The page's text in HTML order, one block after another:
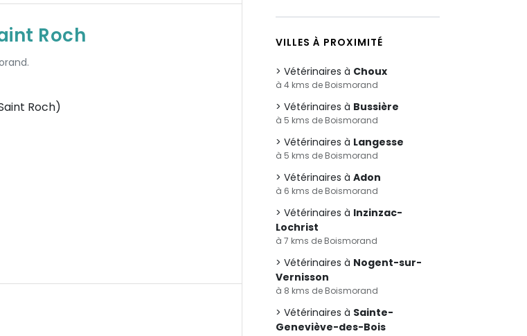
Roch
Roch)
VILLES À PROXIMITÉ
Vétérinaires à Choux
à 4 kms de Boismorand
Vétérinaires à Bussière
à 5 kms de Boismorand
Vétérinaires à Langesse
à 5 kms de Boismorand
Vétérinaires à Adon
à 6 kms de Boismorand
Vétérinaires à Inzinzac-
Lochrist
à 7 kms de Boismorand
Vétérinaires à Nogent-sur-
Vernisson
à 8 kms de Boismorand
Vétérinaires à Sainte-
Geneviève-des-Bois